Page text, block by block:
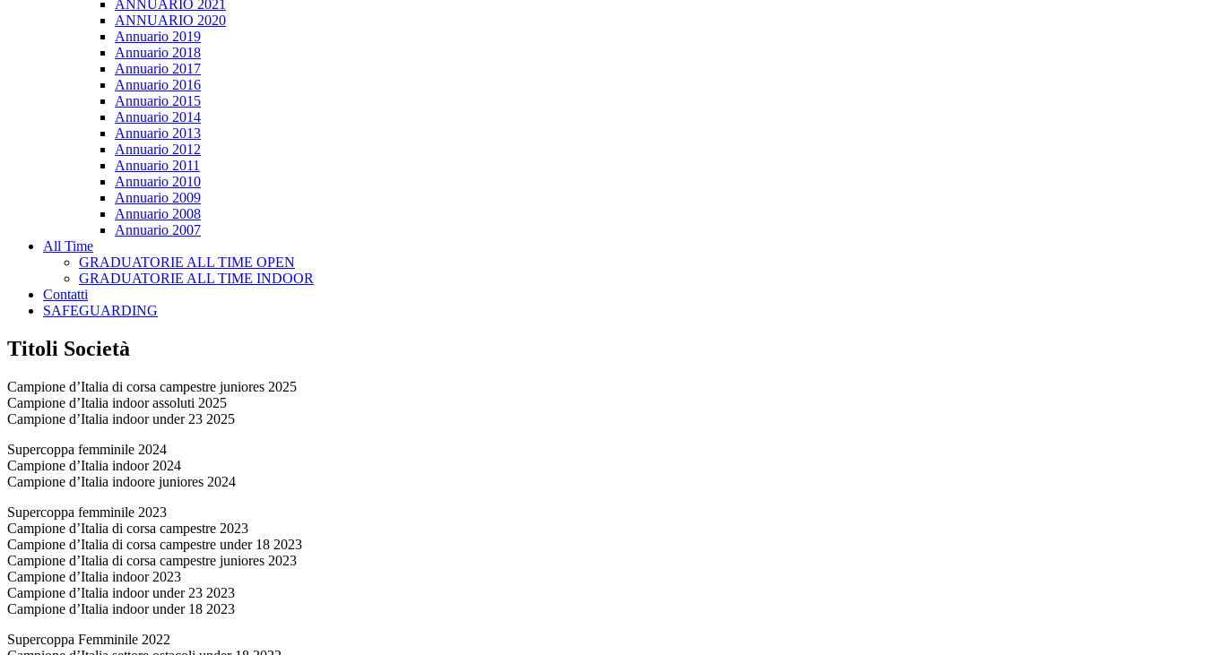
ANNUARIO 2021
ANNUARIO 2020
Annuario 2019
Annuario 2018
Annuario 2017
Annuario 2016
Annuario 2015
Annuario 2014
Annuario 2013
Annuario 2012
Annuario 2011
Annuario 2010
Annuario 2009
Annuario 2008
Annuario 2007
All Time
GRADUATORIE ALL TIME OPEN
GRADUATORIE ALL TIME INDOOR
Contatti
SAFEGUARDING
Titoli Società
Campione d’Italia di corsa campestre juniores 2025
Campione d’Italia indoor assoluti 2025
Campione d’Italia indoor under 23 2025
Supercoppa femminile 2024
Campione d’Italia indoor 2024
Campione d’Italia indoore juniores 2024
Supercoppa femminile 2023
Campione d’Italia di corsa campestre 2023
Campione d’Italia di corsa campestre under 18 2023
Campione d’Italia di corsa campestre juniores 2023
Campione d’Italia indoor 2023
Campione d’Italia indoor under 23 2023
Campione d’Italia indoor under 18 2023
Supercoppa Femminile 2022